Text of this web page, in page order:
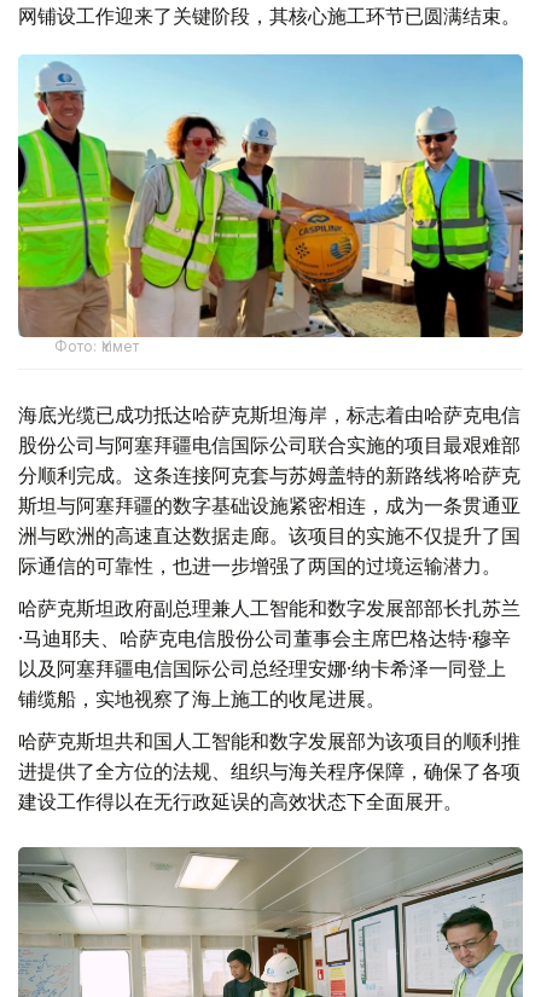
网铺设工作迎来了关键阶段，其核心施工环节已圆满结束。
Фото: Үкімет
海底光缆已成功抵达哈萨克斯坦海岸，标志着由哈萨克电信
股份公司与阿塞拜疆电信国际公司联合实施的项目最艰难部
分顺利完成。这条连接阿克套与苏姆盖特的新路线将哈萨克
斯坦与阿塞拜疆的数字基础设施紧密相连，成为一条贯通亚
洲与欧洲的高速直达数据走廊。该项目的实施不仅提升了国
际通信的可靠性，也进一步增强了两国的过境运输潜力。
哈萨克斯坦政府副总理兼人工智能和数字发展部部长扎苏兰
·马迪耶夫、哈萨克电信股份公司董事会主席巴格达特·穆辛
以及阿塞拜疆电信国际公司总经理安娜·纳卡希泽一同登上
铺缆船，实地视察了海上施工的收尾进展。
哈萨克斯坦共和国人工智能和数字发展部为该项目的顺利推
进提供了全方位的法规、组织与海关程序保障，确保了各项
建设工作得以在无行政延误的高效状态下全面展开。